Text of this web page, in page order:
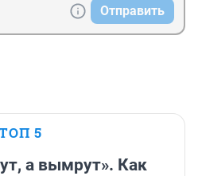
Отправить
5
а вымрут». Как